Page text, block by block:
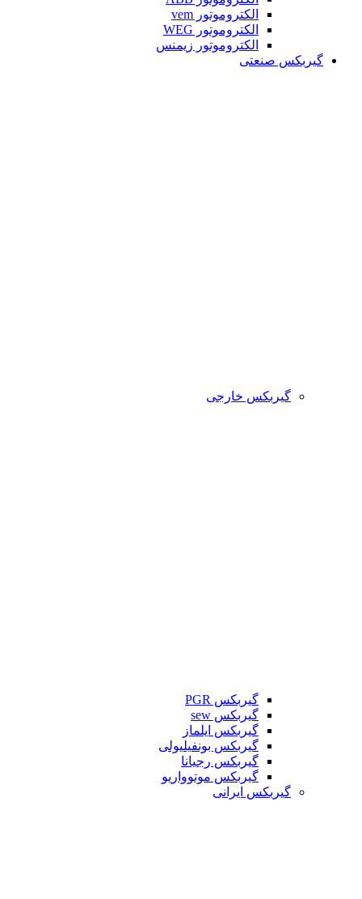
الکتروموتور vem
الکتروموتور WEG
الکتروموتور زیمنس
گیربکس صنعتی
گیربکس خارجی
گیربکس PGR
گیربکس sew
گیربکس ایلماز
گیربکس بونفیلیولی
گیربکس رجیانا
گیربکس موتوواریو
گیربکس ایرانی